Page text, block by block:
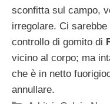
sconfitta sul campo,
irregolare. Ci
controllo di gomito di
vicino al corpo; ma
che è in netto
annullare.